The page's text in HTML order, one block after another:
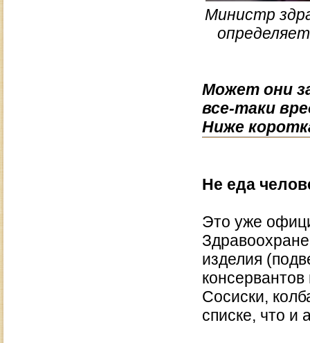
Министр
Может они
все-таки
Ниже
Не еда
Это уже
изделия
Сосиски,
списке, что и